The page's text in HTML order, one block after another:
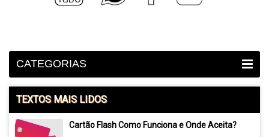
CATEGORIAS
TEXTOS MAIS LIDOS
Cartão Flash Como Funciona e Onde Aceita?